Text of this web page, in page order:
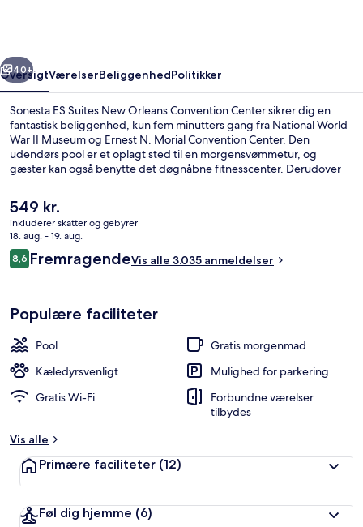
Center
Næste
40+
OversigtVærelserBeliggenhedPolitikker
Sonesta ES Suites New Orleans Convention Center sikrer dig en
fantastisk beliggenhed, kun fem minutters gang fra National World
War II Museum og Ernest N. Morial Convention Center. Den
udendørs pool er et oplagt sted til en morgensvømmetur, og
gæster kan også benytte det døgnåbne fitnesscenter. Derudover
gang væk. Rejsende har kun godt at sige om stedets pool og
hjælpsomme personale. Offentlig transport ligger kun en kort gåtur
væk: Saint Charles ved Saint Joseph Station ligger 5 minutter væk
og St. Charles at Julia Station ligger 7 minutter derfra.
Den
nuværende
pris
er
549 kr.
549 kr.
inkluderer skatter og gebyrer
18. aug. - 19. aug.
Anmeldelser
8,68,6 ud af 10.
FremragendeVis alle 3.035 anmeldelser
Populære faciliteter
Pool
Gratis morgenmad
Kæledyrsvenligt
Mulighed for parkering
Gratis Wi-Fi
Forbundne værelser
tilbydes
Vis alle
Primære faciliteter (12)
Føl dig hjemme (6)